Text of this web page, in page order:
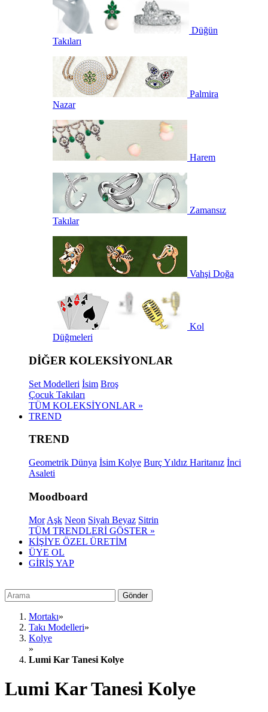
Düğün
Takıları
Palmira
Nazar
Harem
Zamansız
Takılar
Vahşi Doğa
Kol
Düğmeleri
DİĞER KOLEKSİYONLAR
Set Modelleri İsim Broş
Çocuk Takıları
TÜM KOLEKSİYONLAR »
TREND
TREND
Geometrik Dünya İsim Kolye Burç Yıldız Haritanız İnci
Asaleti
Moodboard
Mor Aşk Neon Siyah Beyaz Sitrin
TÜM TRENDLERİ GÖSTER »
KİŞİYE ÖZEL ÜRETİM
ÜYE OL
GİRİŞ YAP
Mortakı»
Takı Modelleri»
Kolye
»
Lumi Kar Tanesi Kolye
Lumi Kar Tanesi Kolye